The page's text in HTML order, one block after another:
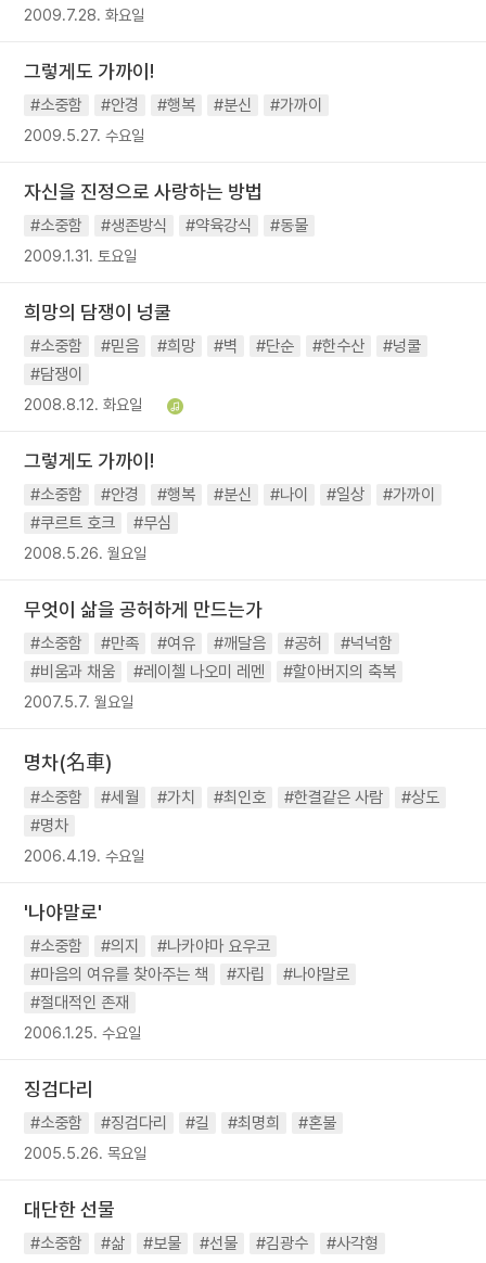
2009.7.28. 화요일
그렇게도 가까이!
#소중함 #안경 #행복 #분신 #가까이
2009.5.27. 수요일
자신을 진정으로 사랑하는 방법
#소중함 #생존방식 #약육강식 #동물
2009.1.31. 토요일
희망의 담쟁이 넝쿨
#소중함 #믿음 #희망 #벽 #단순 #한수산
#넝쿨
#담쟁이
2008.8.12. 화요일
그렇게도 가까이!
#소중함 #안경 #행복 #분신 #나이 #일상
#가까이
#쿠르트 호크
#무심
2008.5.26. 월요일
무엇이 삶을 공허하게 만드는가
#소중함 #만족 #여유 #깨달음 #공허
#넉넉함
#비움과 채움
#레이첼 나오미 레멘 #할아버지의 축복
2007.5.7. 월요일
명차(名車)
#소중함 #세월 #가치 #최인호 #한결같은 사람
#상도
#명차
2006.4.19. 수요일
'나야말로'
#소중함 #의지
#나카야마 요우코
#마음의 여유를 찾아주는 책
#자립
#나야말로
#절대적인 존재
2006.1.25. 수요일
징검다리
#소중함 #징검다리 #길 #최명희 #혼불
2005.5.26. 목요일
대단한 선물
#소중함 #삶 #보물 #선물 #김광수 #사각형